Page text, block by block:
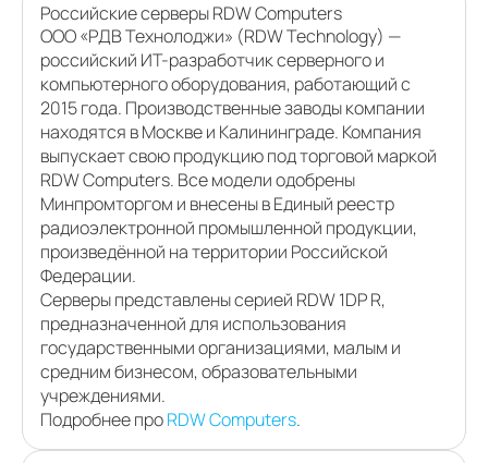
Российские серверы RDW Computers
ООО «РДВ Технолоджи» (RDW Technology) —
российский ИТ-разработчик серверного и
компьютерного оборудования, работающий с
2015 года. Производственные заводы компании
находятся в Москве и Калининграде. Компания
выпускает свою продукцию под торговой маркой
RDW Computers. Все модели одобрены
Минпромторгом и внесены в Единый реестр
радиоэлектронной промышленной продукции,
произведённой на территории Российской
Федерации.
Серверы представлены серией RDW 1DP R,
предназначенной для использования
государственными организациями, малым и
средним бизнесом, образовательными
учреждениями.
Подробнее проRDW Computers.